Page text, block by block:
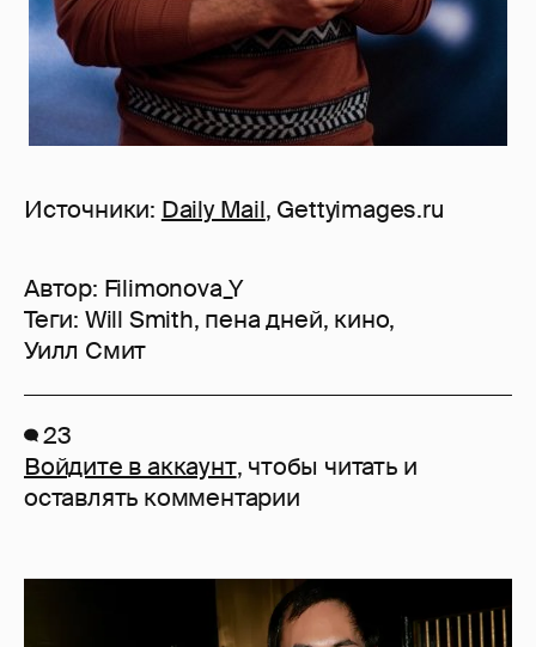
Источники: Daily Mail, Gettyimages.ru
Автор: Filimonova_Y
Теги: Will Smith, пена дней, кино,
Уилл Смит
23
Войдите в аккаунт, чтобы читать и
оставлять комментарии